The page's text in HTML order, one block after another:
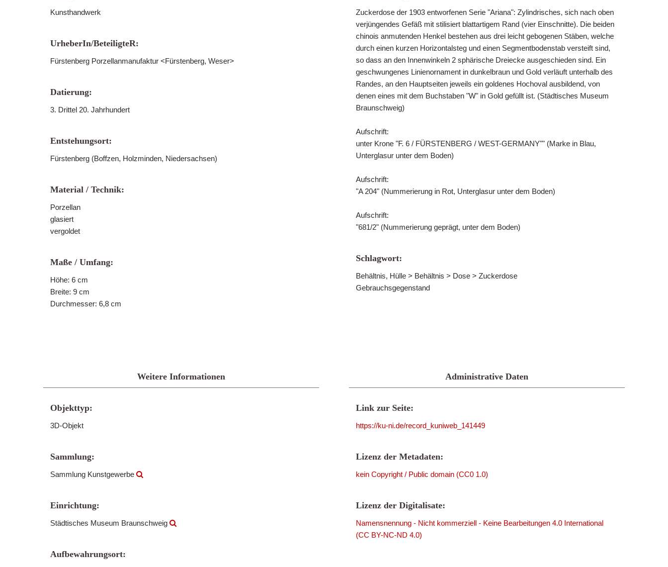
Kunsthandwerk
UrheberIn/BeteiligteR:
Fürstenberg Porzellanmanufaktur <Fürstenberg, Weser>
Datierung:
3. Drittel 20. Jahrhundert
Entstehungsort:
Fürstenberg (Boffzen, Holzminden, Niedersachsen)
Material / Technik:
Porzellan
glasiert
vergoldet
Maße / Umfang:
Höhe: 6 cm
Breite: 9 cm
Durchmesser: 6,8 cm
Zuckerdose der 1903 entworfenen Serie "Ariana": Zylindrisches, sich nach oben
verjüngendes Gefäß mit stilisiert blattartigem Rand (vier Einschnitte). Die beiden
chinois anmutenden Henkel bestehen aus drei leicht gebogenen Stäben, welche
durch einen kurzen Horizontalsteg und einen Segmentbodenstab versteift sind,
so dass an den Innenwinkeln 2 sphärische Dreiecke ausgeschieden sind. Ein
geschwungenes Linienornament in dunkelbraun und Gold verläuft unterhalb des
Randes, an den Hauptseiten jeweils ein goldenes Hochoval ausbildend, von
denen eines mit dem Buchstaben "W" in Gold gefüllt ist. (Städtisches Museum
Braunschweig)
Aufschrift:
unter Krone "F. 6 / FÜRSTENBERG / WEST-GERMANY"" (Marke in Blau,
Unterglasur unter dem Boden)
Aufschrift:
"A 204" (Nummerierung in Rot, Unterglasur unter dem Boden)
Aufschrift:
"681/2" (Nummerierung geprägt, unter dem Boden)
Schlagwort:
Behältnis, Hülle > Behältnis > Dose > Zuckerdose
Gebrauchsgegenstand
Weitere Informationen
Objekttyp:
3D-Objekt
Sammlung:
Sammlung Kunstgewerbe
Einrichtung:
Städtisches Museum Braunschweig
Aufbewahrungsort:
Administrative Daten
Link zur Seite:
https://ku-ni.de/record_kuniweb_141449
Lizenz der Metadaten:
kein Copyright / Public domain (CC0 1.0)
Lizenz der Digitalisate:
Namensnennung - Nicht kommerziell - Keine Bearbeitungen 4.0 International
(CC BY-NC-ND 4.0)